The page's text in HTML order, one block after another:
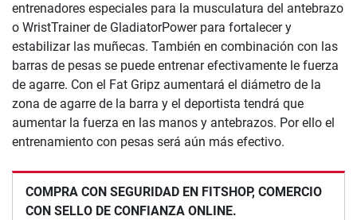
COMPRA CON SEGURIDAD EN FITSHOP, COMERCIO
CON SELLO DE CONFIANZA ONLINE.
entrenadores especiales para la musculatura del antebrazo
o WristTrainer de GladiatorPower para fortalecer y
estabilizar las muñecas. También en combinación con las
barras de pesas se puede entrenar efectivamente le fuerza
de agarre. Con el Fat Gripz aumentará el diámetro de la
zona de agarre de la barra y el deportista tendrá que
aumentar la fuerza en las manos y antebrazos. Por ello el
entrenamiento con pesas será aún más efectivo.